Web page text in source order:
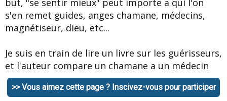
but, "se sentir mieux" peut importe a qui l'on
s'en remet guides, anges chamane, médecins,
magnétiseur, dieu, etc...
Je suis en train de lire un livre sur les guérisseurs,
et l'auteur compare un chamane a un médecin
actuelle, quand il fait la comparaison je trouve
qu'il a amplement raison !
>> Vous aimez cette page ? Inscivez-vous pour participer